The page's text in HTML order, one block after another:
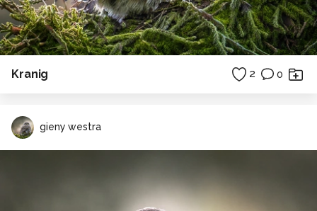
Kranig 2 0
gieny westra